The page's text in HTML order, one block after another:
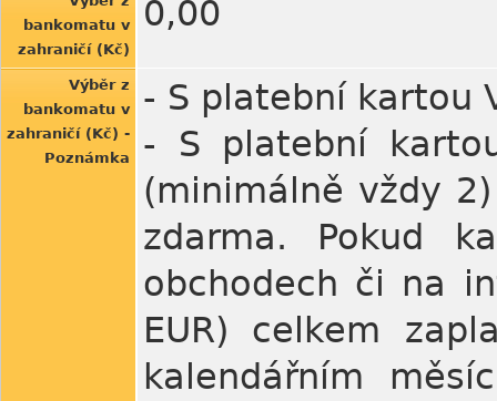
bankomatu v
zahraničí (Kč)
0,00
Výběr z
bankomatu v
zahraničí (Kč) -
Poznámka
- S platební kartou
- S platební
(minimálně vždy
zdarma. Pokud
obchodech či na
EUR) celkem
kalendářním